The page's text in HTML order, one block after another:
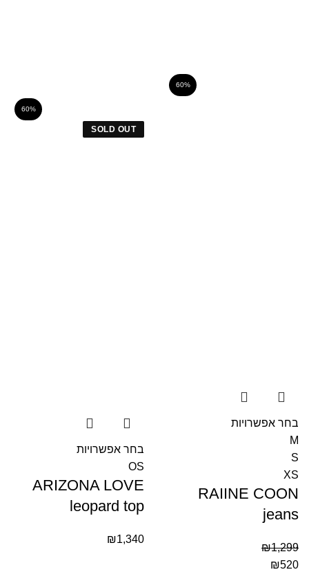
60%
בחר אפשרויות
M
S
XS
RAIINE COON
jeans
₪1,299
₪520
SOLD OUT
60%
בחר אפשרויות
OS
ARIZONA LOVE
leopard top
₪1,340